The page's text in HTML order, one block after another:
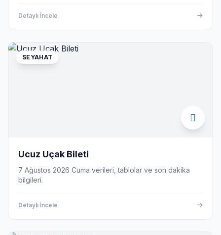
Detaylı İncele
SEYAHAT
Ucuz Uçak Bileti
7 Ağustos 2026 Cuma verileri, tablolar ve son dakika
bilgileri.
Detaylı İncele